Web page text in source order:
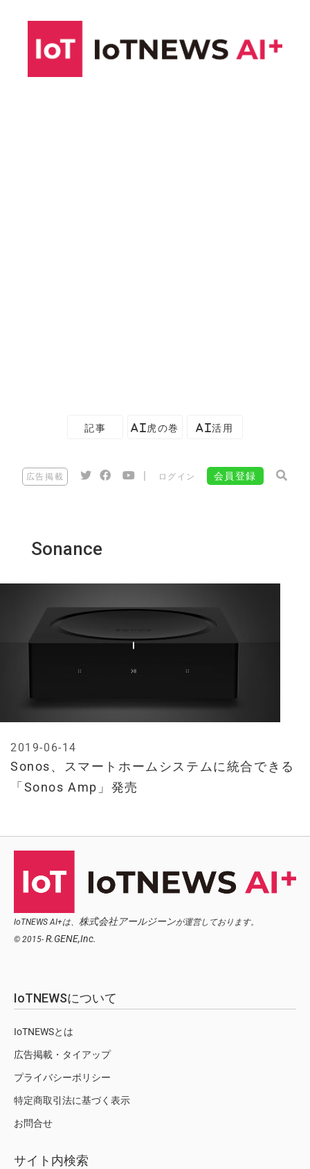
記事 AI虎の巻 AI活用
広告掲載 ログイン 会員登録
Sonance
Sonos、スマートホームシステムに統合できる
「Sonos Amp」発売
2019-06-14
IoTNEWS AI+は、 株式会社アールジーンが運営しております。
© 2015- R.GENE,Inc.
IoTNEWSについて
IoTNEWSとは
広告掲載・タイアップ
プライバシーポリシー
特定商取引法に基づく表示
お問合せ
サイト内検索